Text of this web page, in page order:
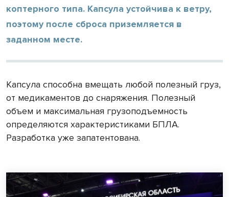
коптерного типа. Капсула устойчива к ветру,
поэтому после сброса приземляется в
заданном месте.
Капсула способна вмещать любой полезный груз,
от медикаментов до снаряжения. Полезный
объем и максимальная грузоподъемность
определяются характеристиками БПЛА.
Разработка уже запатентована.